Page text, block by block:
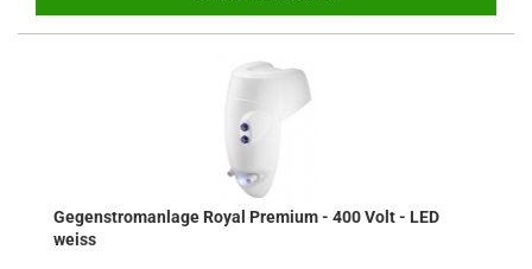
Gegenstromanlage Royal Premium - 400 Volt - LED
weiss